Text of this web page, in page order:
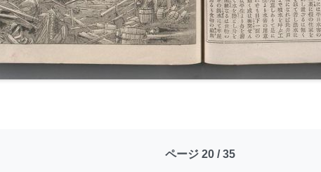
ページ 20 / 35